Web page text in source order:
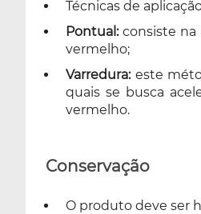
Técnicas de
Pontual:consiste na
vermelho;
Varredura:este
quais se busca
vermelho.
Conservação
O produto deve ser